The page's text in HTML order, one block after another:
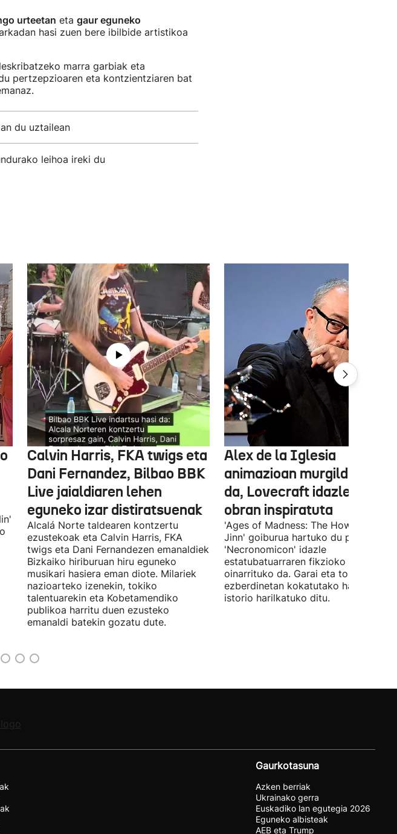
urteetan eta gaur eguneko
hasi zuen bere ibilbide artistikoa
marra garbiak eta
pertzepzioaren eta kontzientziaren bat
du uztailean
leihoa ireki du
Calvin Harris, FKA twigs eta
Dani Fernandez, Bilbao BBK
Live jaialdiaren lehen
eguneko izar distiratsuenak
Alcalá Norte taldearen kontzertu
ezustekoak eta Calvin Harris, FKA
twigs eta Dani Fernandezen emanaldiek
Bizkaiko hiriburuan hiru eguneko
musikari hasiera eman diote. Milariek
nazioarteko izenekin, tokiko
talentuarekin eta Kobetamendiko
publikoa harritu duen ezusteko
emanaldi batekin gozatu dute.
Alex de la Iglesia
animazioan murgilduko
da, Lovecraft idazlearen
obran inspiratuta
'Ages of Madness: The Howling of
Jinn' goiburua hartuko du pelikulak,
'Necronomicon' idazle
estatubatuarraren fikzioko liburuan
oinarrituko da. Garai eta toki
ezberdinetan kokatutako hainbat
istorio harilkatuko ditu.
Gaurkotasuna
Azken berriak
Ukrainako gerra
Euskadiko lan egutegia 2026
Eguneko albisteak
AEB eta Trump